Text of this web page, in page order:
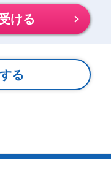
ける
る